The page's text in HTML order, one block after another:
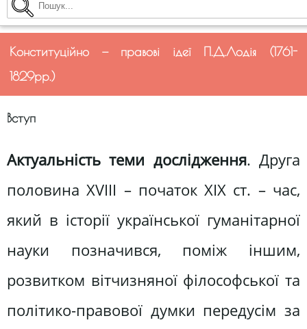
Конституційно — правові ідеї П.Д.Лодія (1761-
1829рр.)
Вступ
Актуальність теми дослідження. Друга
половина XVIII – початок XIX ст. – час,
який в історії української гуманітарної
науки позначився, поміж іншим,
розвитком вітчизняної філософської та
політико-правової думки передусім за